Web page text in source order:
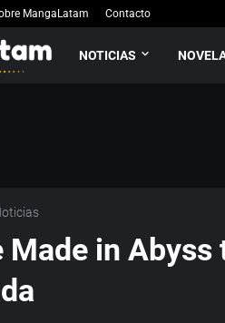
MangaLatam Contacto
NOTICIAS
Made in